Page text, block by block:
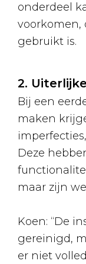
onderdeel
voorkomen,
gebruikt is.
2.
Bij een
maken
Deze
maar zijn
Koen: “De
gereinigd,
er niet